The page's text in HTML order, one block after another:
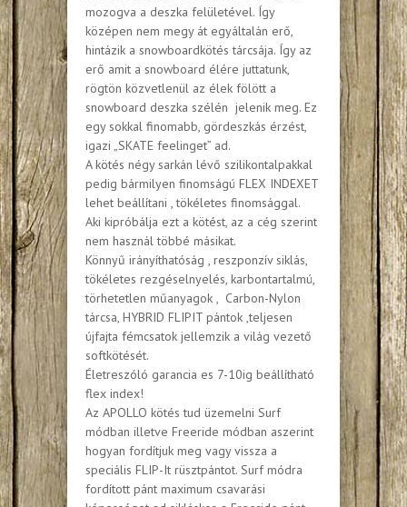
mozogva a deszka felületével. Így
középen nem megy át egyáltalán erő,
hintázik a snowboardkötés tárcsája. Így az
erő amit a snowboard élére juttatunk,
rögtön közvetlenül az élek fölött a
snowboard deszka szélén jelenik meg. Ez
egy sokkal finomabb, gördeszkás érzést,
igazi „SKATE feelinget” ad.
A kötés négy sarkán lévő szilikontalpakkal
pedig bármilyen finomságú FLEX INDEXET
lehet beállítani , tökéletes finomsággal.
Aki kipróbálja ezt a kötést, az a cég szerint
nem használ többé másikat.
Könnyű irányíthatóság , reszponzív siklás,
tökéletes rezgéselnyelés, karbontartalmú,
törhetetlen műanyagok , Carbon-Nylon
tárcsa, HYBRID FLIPIT pántok ,teljesen
újfajta fémcsatok jellemzik a világ vezető
softkötését.
Életreszóló garancia es 7-10ig beállítható
flex index!
Az APOLLO kötés tud üzemelni Surf
módban illetve Freeride módban aszerint
hogyan fordítjuk meg vagy vissza a
speciális FLIP-It rüsztpántot. Surf módra
fordított pánt maximum csavarási